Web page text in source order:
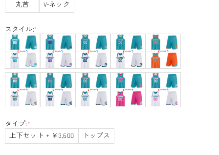
丸首
V-ネック
スタイル:*
タイプ:*
上下セット + ￥3,600
トップス